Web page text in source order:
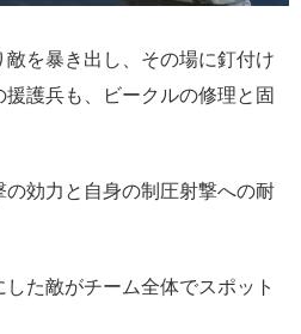
を暴き出し、その場に釘付け
護兵も、ビークルの修理と固
の効力と自身の制圧射撃への耐
した敵がチーム全体でスポット